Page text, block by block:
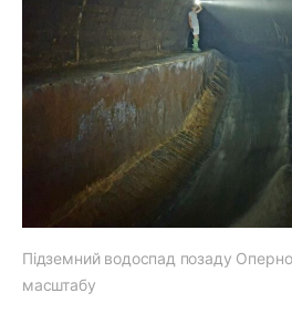
Підземний водоспад позаду
масштабу